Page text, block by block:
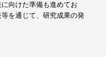
向けた準備も進めてお
を通じて、研究成果の発